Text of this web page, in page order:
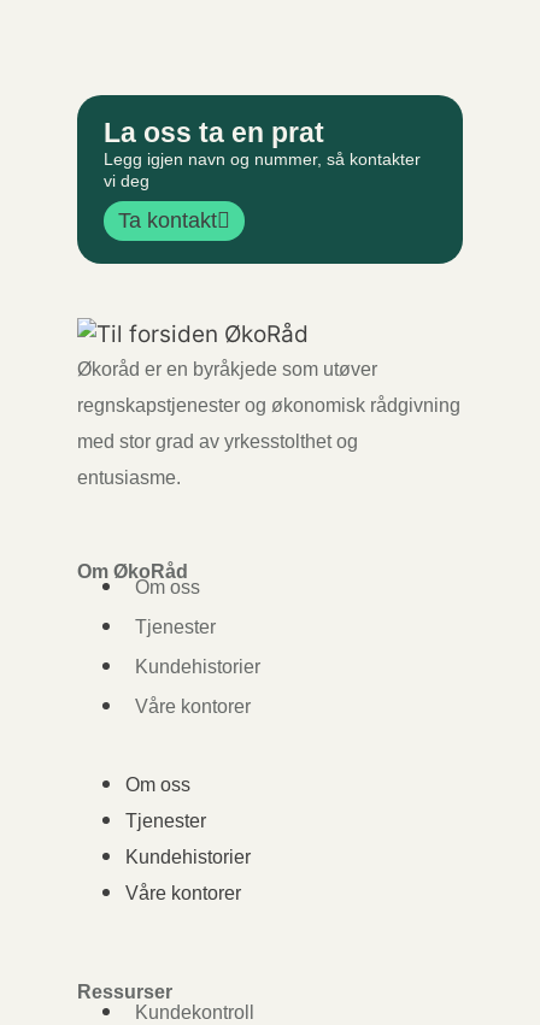
La oss ta en prat
Legg igjen navn og nummer, så kontakter
vi deg
Ta kontakt
Økoråd er en byråkjede som utøver
regnskapstjenester og økonomisk rådgivning
med stor grad av yrkesstolthet og
entusiasme.
Om ØkoRåd
Om oss
Tjenester
Kundehistorier
Våre kontorer
Om oss
Tjenester
Kundehistorier
Våre kontorer
Ressurser
Kundekontroll